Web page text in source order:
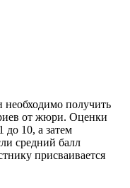
необходимо получить
от жюри. Оценки
до 10, а затем
средний балл
присваивается